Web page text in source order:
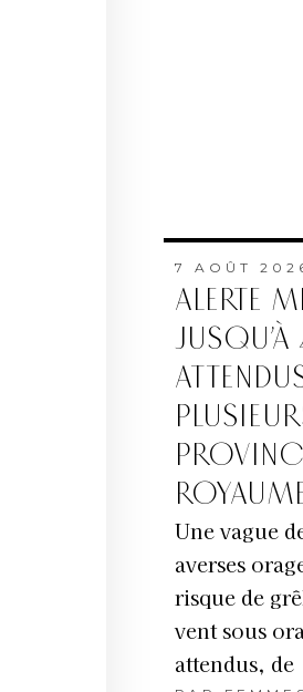
7 AOÛT
ALERTE
JUSQU’À
Une vague
averses
risque de
vent sous
attendus, de